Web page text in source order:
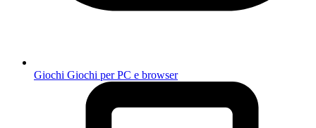
Giochi Giochi per PC e browser